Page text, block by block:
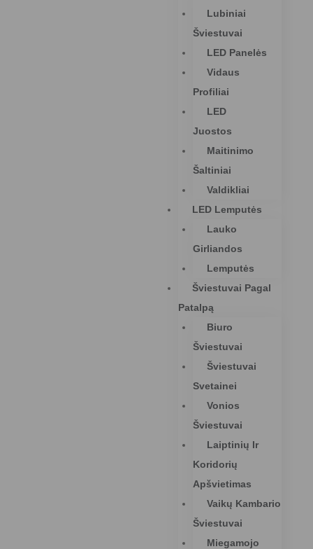
Lubiniai
Šviestuvai
LED Panelės
Vidaus
Profiliai
LED
Juostos
Maitinimo
Šaltiniai
Valdikliai
LED Lemputės
Lauko
Girliandos
Lemputės
Šviestuvai Pagal
Patalpą
Biuro
Šviestuvai
Šviestuvai
Svetainei
Vonios
Šviestuvai
Laiptinių Ir
Koridorių
Apšvietimas
Vaikų Kambario
Šviestuvai
Miegamojo